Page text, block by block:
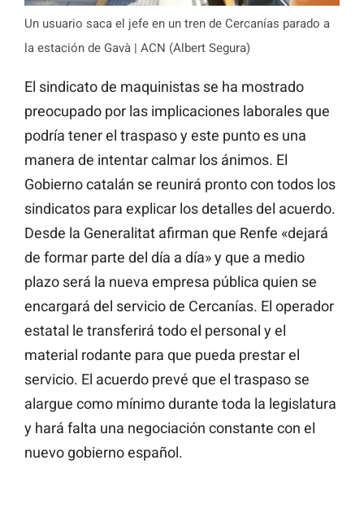
Un usuario saca el jefe en un tren de Cercanías parado a
la estación de Gavà | ACN (Albert Segura)
El sindicato de maquinistas se ha mostrado
preocupado por las implicaciones laborales que
podría tener el traspaso y este punto es una
manera de intentar calmar los ánimos. El
Gobierno catalán se reunirá pronto con todos los
sindicatos para explicar los detalles del acuerdo.
Desde la Generalitat afirman que Renfe «dejará
de formar parte del día a día» y que a medio
plazo será la nueva empresa pública quien se
encargará del servicio de Cercanías. El operador
estatal le transferirá todo el personal y el
material rodante para que pueda prestar el
servicio. El acuerdo prevé que el traspaso se
alargue como mínimo durante toda la legislatura
y hará falta una negociación constante con el
nuevo gobierno español.